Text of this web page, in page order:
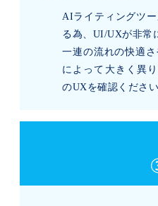
AIライティングツ
る為、UI/UXが非常
一連の流れの快適
によって大きく異
のUXを確認ください